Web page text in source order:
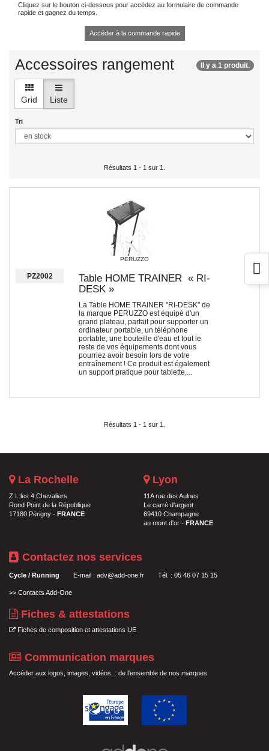
Cliquez sur le bouton ci-dessous pour accédez au formulaire de commande
rapide et gagnez du temps.
Accéder à la commande rapide
Accessoires rangement Il y a 1 produit.
Grid Liste
Tri
Résultats 1 - 1 sur 1.
PERUZZO
PZ2002
Table HOME TRAINER « RI-
DESK »
La Table HOME TRAINER "RI-DESK" de
la marque PERUZZO est équipé d'un
grand plateau, parfait pour supporter un
ordinateur portable, un téléphone
portable, une bouteille d'eau et tout le
reste de vos équipements dont vous
pourriez avoir besoin lors de votre
entraînement ! Ce produit est également
un support pratique pour tablette,...
Résultats 1 - 1 sur 1.
La Rochelle
Z.I. les 4 Chevaliers
Rond Point de la République
17180 Périgny - FRANCE
Lyon
11A rue des Aulnes
Le carré d'argent
69410 Champagne
au mont d'or - FRANCE
Contactez nos services
Cycle / Running E-mail : adv@add-one.fr Tél. : 05 46 07 15 15
>> Contacts Add-One
Fiches & attestations
Fiches de composition et attestations UE
Communication marques
Accéder aux logos, images, vidéos... de l'ensemble de nos marques